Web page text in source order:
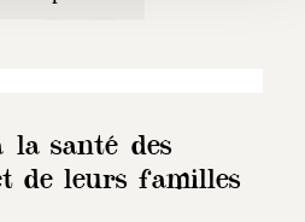
la santé des
de leurs familles